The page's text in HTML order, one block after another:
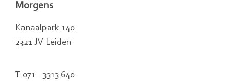
Morgens
Kanaalpark 140
2321 JV Leiden
T 071 - 3313 640